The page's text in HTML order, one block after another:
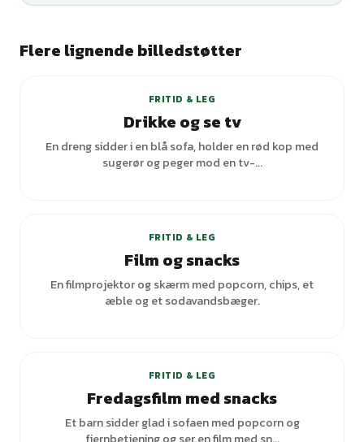
Flere lignende billedstøtter
FRITID & LEG
Drikke og se tv
En dreng sidder i en blå sofa, holder en rød kop med
sugerør og peger mod en tv-...
FRITID & LEG
Film og snacks
En filmprojektor og skærm med popcorn, chips, et
æble og et sodavandsbæger.
FRITID & LEG
Fredagsfilm med snacks
Et barn sidder glad i sofaen med popcorn og